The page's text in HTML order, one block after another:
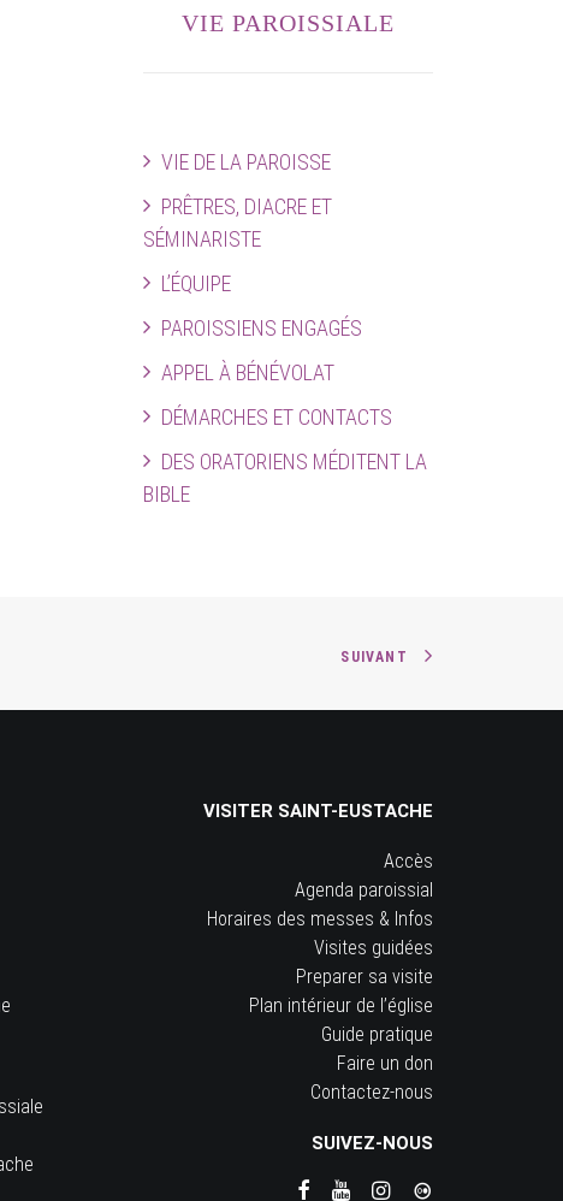
VIE PAROISSIALE
VIE DE LA PAROISSE
PRÊTRES, DIACRE ET
SÉMINARISTE
L’ÉQUIPE
PAROISSIENS ENGAGÉS
APPEL À BÉNÉVOLAT
DÉMARCHES ET CONTACTS
DES ORATORIENS MÉDITENT LA
BIBLE
SUIVANT
VISITER SAINT-EUSTACHE
Accès
Agenda paroissial
Horaires des messes & Infos
Visites guidées
Preparer sa visite
Plan intérieur de l’église
Guide pratique
Faire un don
Contactez-nous
SUIVEZ-NOUS